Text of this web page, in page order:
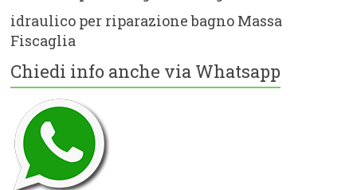
idraulico per riparazione bagno Massa
Fiscaglia
Chiedi info anche via Whatsapp